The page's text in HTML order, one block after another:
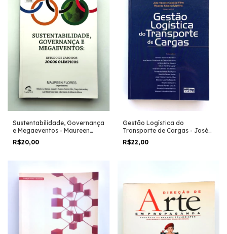
Sustentabilidade, Governança
e Megaeventos - Maureen
Flores (org.)
R$20,00
Gestão Logística do
Transporte de Cargas - José
Vicente Caixeta Filho
R$22,00